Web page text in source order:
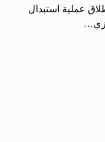
عملية استبدال